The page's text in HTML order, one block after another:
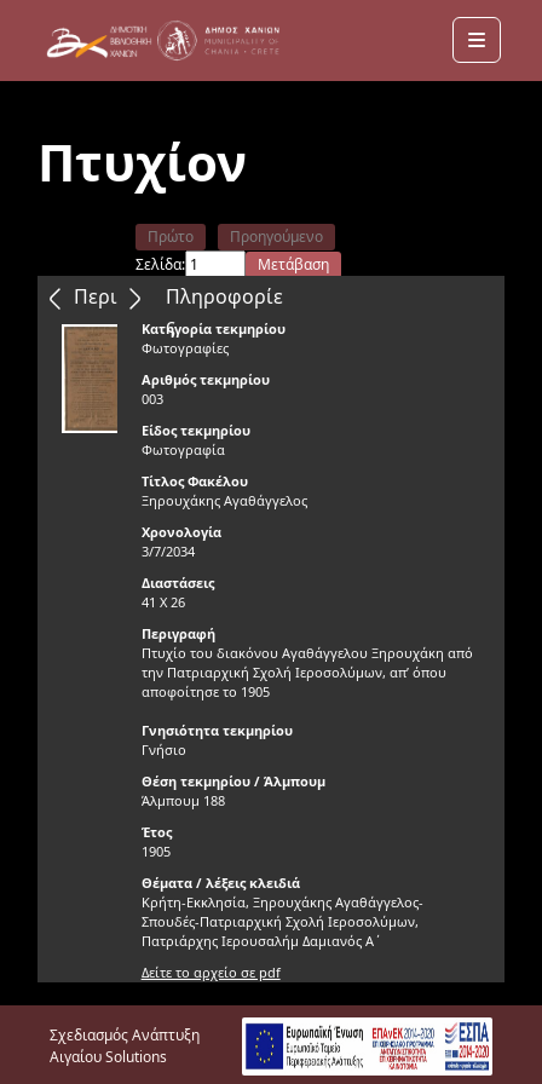
Menu
Πτυχίον
Περιεχόμενα
Πρώτο
Προηγούμενο
Σελίδα:
Μετάβαση
Επόμενο
Τελευταίο
Πληροφορίε
ς
Κατηγορία τεκμηρίου
Φωτογραφίες
Αριθμός τεκμηρίου
003
Είδος τεκμηρίου
Φωτογραφία
Τίτλος Φακέλου
Ξηρουχάκης Αγαθάγγελος
Χρονολογία
3/7/2034
Διαστάσεις
41 X 26
Περιγραφή
Πτυχίο του διακόνου Αγαθάγγελου Ξηρουχάκη από
την Πατριαρχική Σχολή Ιεροσολύμων, απ’ όπου
αποφοίτησε το 1905
Γνησιότητα τεκμηρίου
Γνήσιο
Θέση τεκμηρίου / Άλμπουμ
Άλμπουμ 188
Έτος
1905
Θέματα / λέξεις κλειδιά
Κρήτη-Εκκλησία, Ξηρουχάκης Αγαθάγγελος-
Σπουδές-Πατριαρχική Σχολή Ιεροσολύμων,
Πατριάρχης Ιερουσαλήμ Δαμιανός Α΄
Δείτε το αρχείο σε pdf
Σχεδιασμός Ανάπτυξη
Αιγαίου Solutions